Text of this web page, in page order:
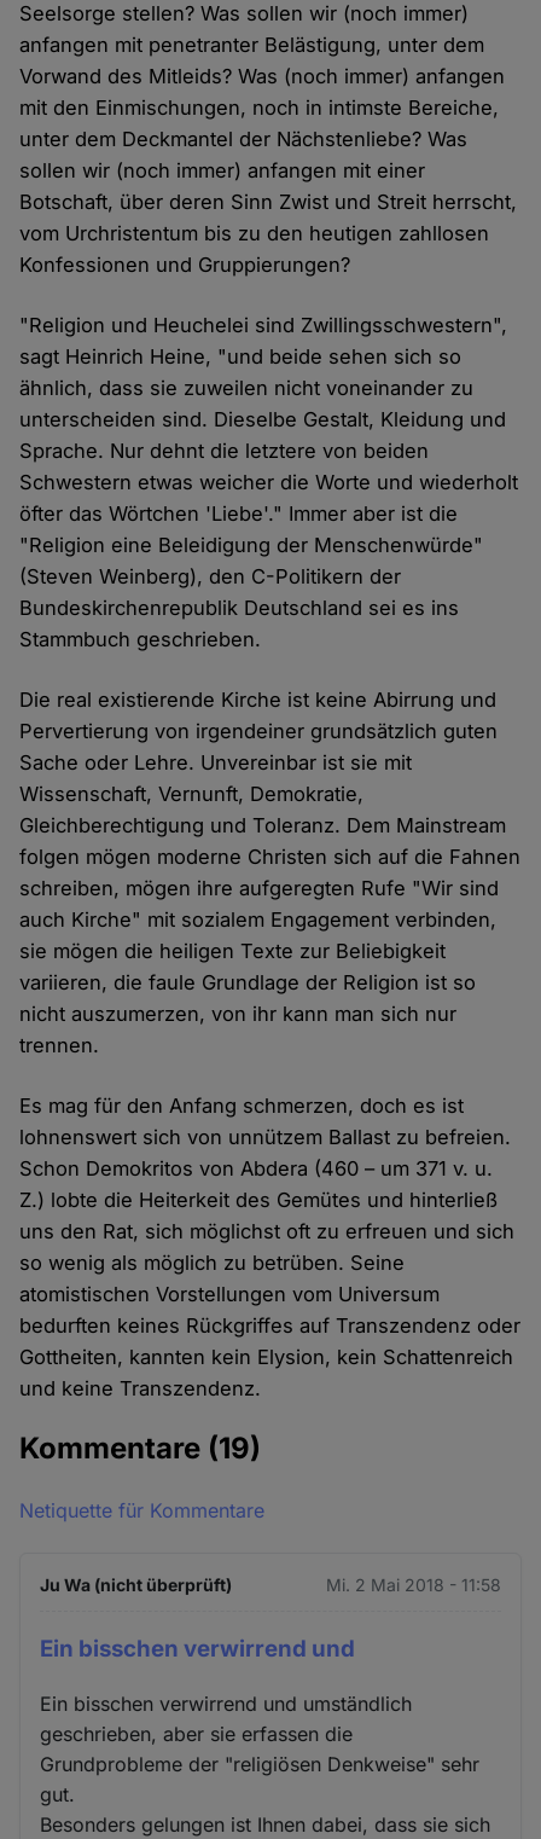
Seelsorge stellen? Was sollen wir (noch immer)
anfangen mit penetranter Belästigung, unter dem
Vorwand des Mitleids? Was (noch immer) anfangen
mit den Einmischungen, noch in intimste Bereiche,
unter dem Deckmantel der Nächstenliebe? Was
sollen wir (noch immer) anfangen mit einer
Botschaft, über deren Sinn Zwist und Streit herrscht,
vom Urchristentum bis zu den heutigen zahllosen
Konfessionen und Gruppierungen?
"Religion und Heuchelei sind Zwillingsschwestern",
sagt Heinrich Heine, "und beide sehen sich so
ähnlich, dass sie zuweilen nicht voneinander zu
unterscheiden sind. Dieselbe Gestalt, Kleidung und
Sprache. Nur dehnt die letztere von beiden
Schwestern etwas weicher die Worte und wiederholt
öfter das Wörtchen 'Liebe'." Immer aber ist die
"Religion eine Beleidigung der Menschenwürde"
(Steven Weinberg), den C-Politikern der
Bundeskirchenrepublik Deutschland sei es ins
Stammbuch geschrieben.
Die real existierende Kirche ist keine Abirrung und
Pervertierung von irgendeiner grundsätzlich guten
Sache oder Lehre. Unvereinbar ist sie mit
Wissenschaft, Vernunft, Demokratie,
Gleichberechtigung und Toleranz. Dem Mainstream
folgen mögen moderne Christen sich auf die Fahnen
schreiben, mögen ihre aufgeregten Rufe "Wir sind
auch Kirche" mit sozialem Engagement verbinden,
sie mögen die heiligen Texte zur Beliebigkeit
variieren, die faule Grundlage der Religion ist so
nicht auszumerzen, von ihr kann man sich nur
trennen.
Es mag für den Anfang schmerzen, doch es ist
lohnenswert sich von unnützem Ballast zu befreien.
Schon Demokritos von Abdera (460 – um 371 v. u.
Z.) lobte die Heiterkeit des Gemütes und hinterließ
uns den Rat, sich möglichst oft zu erfreuen und sich
so wenig als möglich zu betrüben. Seine
atomistischen Vorstellungen vom Universum
bedurften keines Rückgriffes auf Transzendenz oder
Gottheiten, kannten kein Elysion, kein Schattenreich
und keine Transzendenz.
Kommentare (19)
Netiquette für Kommentare
Ju Wa (nicht überprüft) Mi. 2 Mai 2018 - 11:58
Ein bisschen verwirrend und
Ein bisschen verwirrend und umständlich
geschrieben, aber sie erfassen die
Grundprobleme der "religiösen Denkweise" sehr
gut.
Besonders gelungen ist Ihnen dabei, dass sie sich